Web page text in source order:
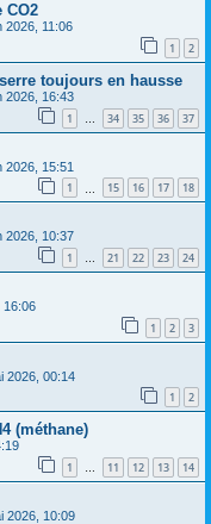
CO2
2026, 11:06
1 2
toujours en hausse
2026, 16:43
1 … 34 35 36 37
2026, 15:51
1 15 16 17 18
2026, 10:37
1 … 21 22 23 24
16:06
1 2 3
2026, 00:14
1 2
(méthane)
1 … 11 12 13 14
2026, 10:09